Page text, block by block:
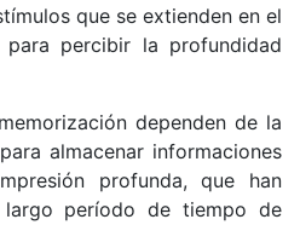
que se extienden en el
percibir la profundidad
dependen de la
almacenar informaciones
profunda, que han
período de tiempo de